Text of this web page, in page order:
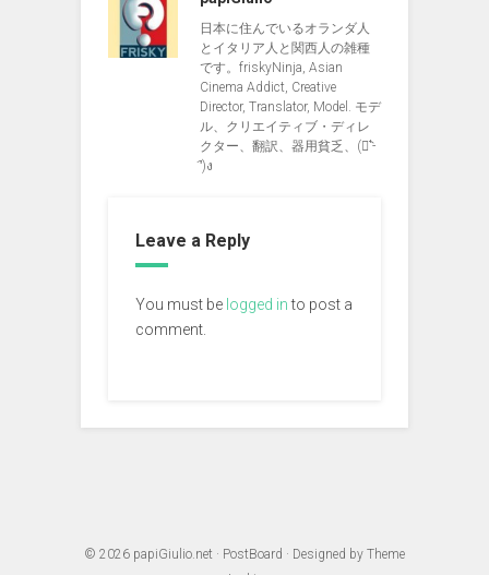
日本に住んでいるオランダ人
とイタリア人と関西人の雑種
です。friskyNinja, Asian
Cinema Addict, Creative
Director, Translator, Model. モデ
ル、クリエイティブ・ディレ
クター、翻訳、器用貧乏、(ง︡'-
'︠)ง
Leave a Reply
You must be logged into post a
comment.
© 2026 papiGiulio.net · PostBoard · Designed by Theme